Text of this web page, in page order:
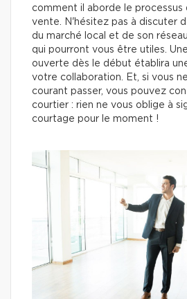
comment il aborde le processus
vente. N'hésitez pas à discuter
du marché local et de son
qui pourront vous être utiles.
ouverte dès le début établira
votre collaboration. Et, si vous
courant passer, vous pouvez
courtier : rien ne vous oblige à
courtage pour le moment !